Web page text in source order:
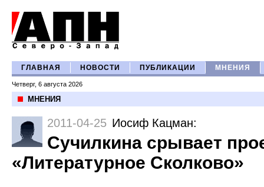
ГЛАВНАЯ НОВОСТИ ПУБЛИКАЦИИ МНЕНИЯ
Четверг, 6 августа 2026
МНЕНИЯ
2011-04-25 Иосиф Кацман:
Сучилкина срывает
«Литературное Сколково»